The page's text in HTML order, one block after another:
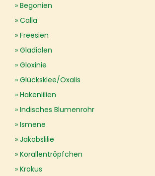
Begonien
Calla
Freesien
Gladiolen
Gloxinie
Glücksklee/Oxalis
Hakenlilien
Indisches Blumenrohr
Ismene
Jakobslilie
Korallentröpfchen
Krokus